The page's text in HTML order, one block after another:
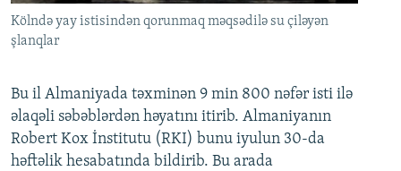
Kölndə yay istisindən qorunmaq məqsədilə su çiləyən
şlanqlar
Bu il Almaniyada təxminən 9 min 800 nəfər isti ilə
əlaqəli səbəblərdən həyatını itirib. Almaniyanın
Robert Kox İnstitutu (RKI) bunu iyulun 30-da
həftəlik hesabatında bildirib. Bu arada